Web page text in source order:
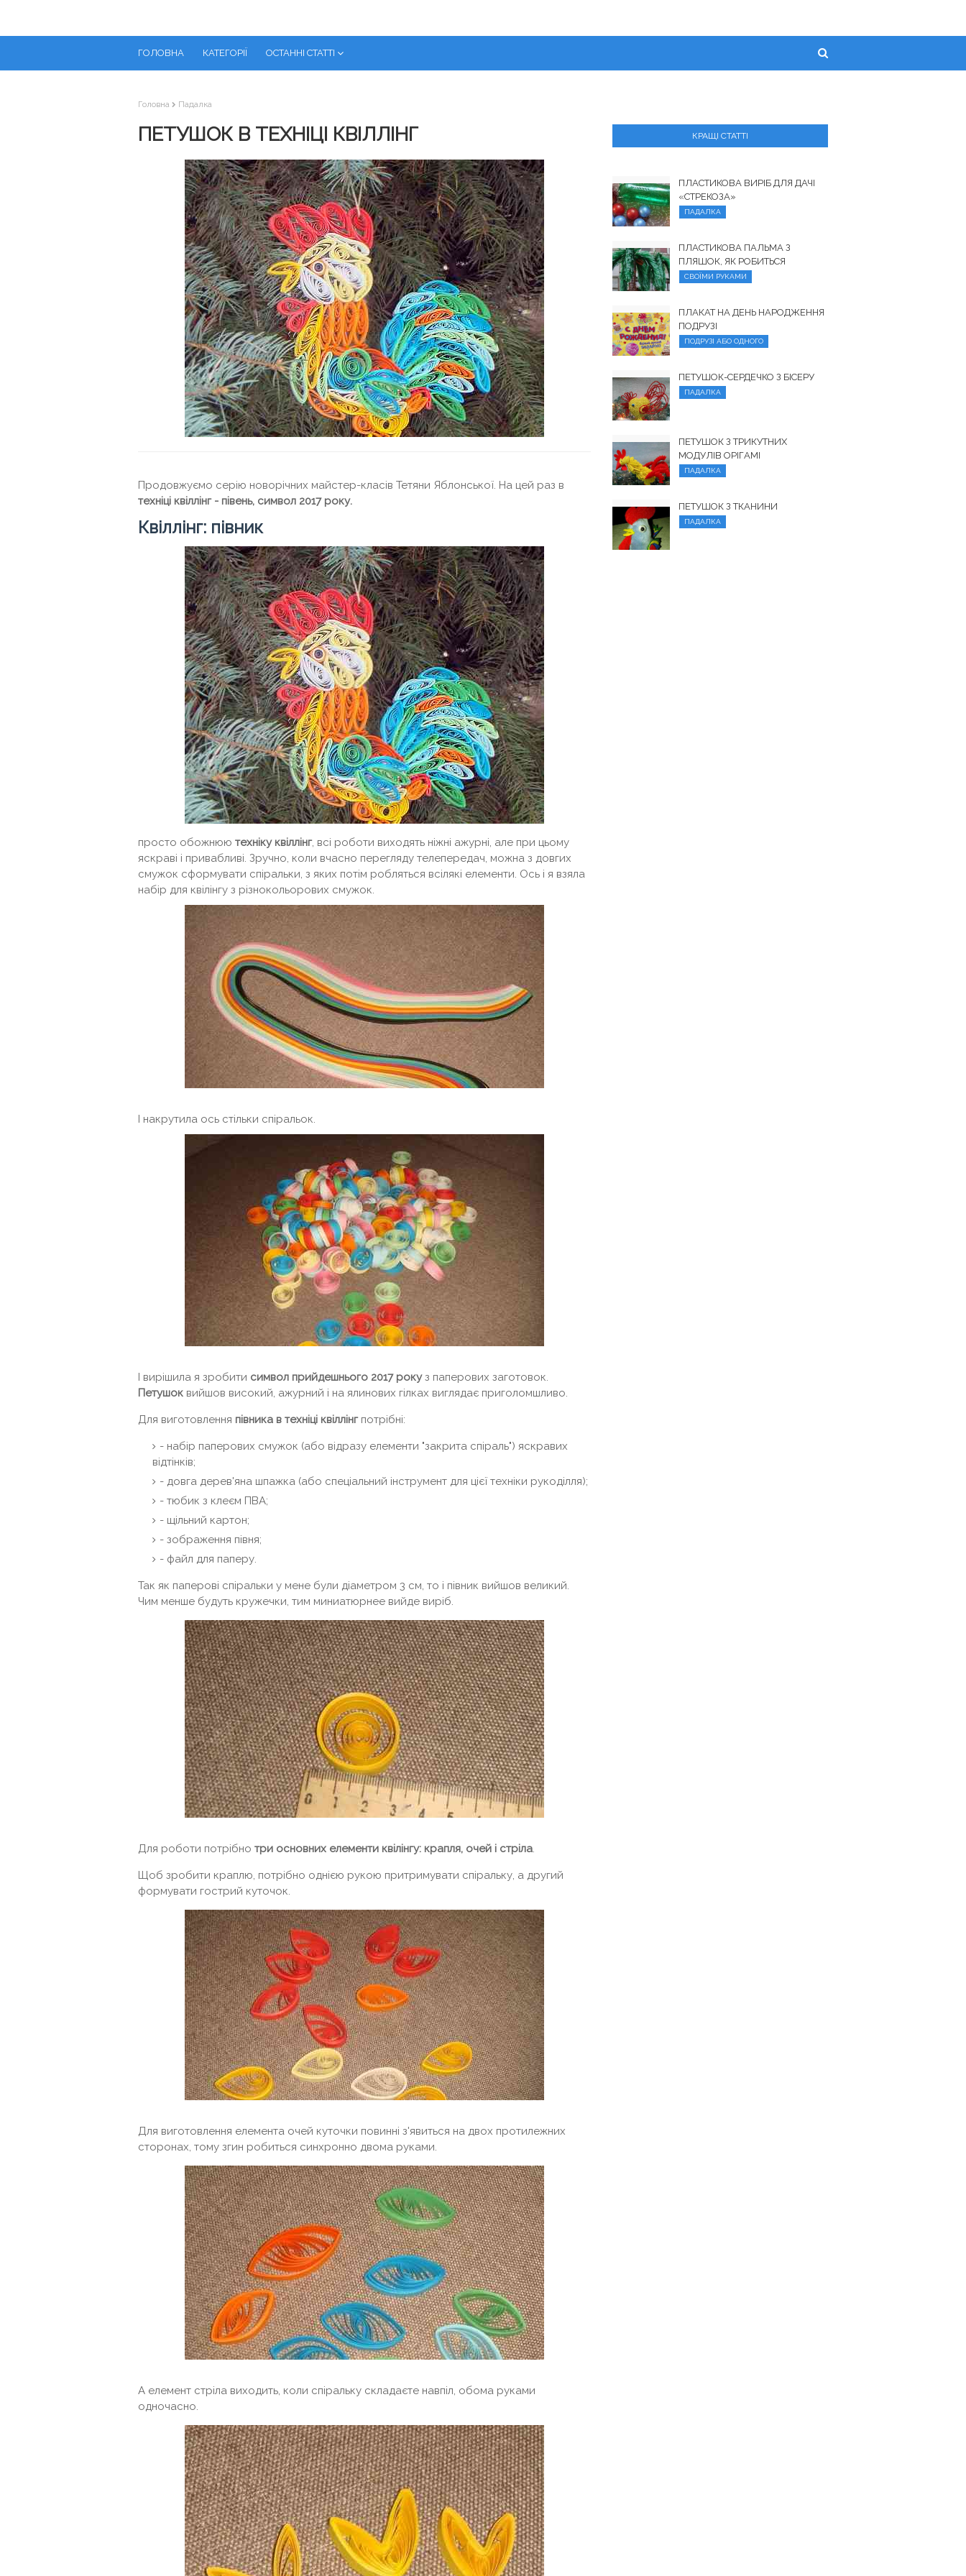
ГОЛОВНА КАТЕГОРІЇ ОСТАННІ СТАТТІ
Головна Падалка
ПЕТУШОК В ТЕХНІЦІ КВІЛЛІНГ
Продовжуємо серію новорічних майстер-класів Тетяни Яблонської. На цей раз в
техніці квіллінг- півень, символ 2017 року.
Квіллінг: півник
просто обожнюю техніку квіллінг, всі роботи виходять ніжні ажурні, але при цьому
яскраві і привабливі. Зручно, коли вчасно перегляду телепередач, можна з довгих
смужок сформувати спіральки, з яких потім робляться всілякі елементи. Ось і я взяла
набір для квілінгу з різнокольорових смужок.
І накрутила ось стільки спіральок.
І вирішила я зробити символ прийдешнього 2017 рокуз паперових заготовок.
Петушок вийшов високий, ажурний і на ялинових гілках виглядає приголомшливо.
Для виготовлення півника в техніці квіллінгпотрібні:
- набір паперових смужок (або відразу елементи "закрита спіраль") яскравих
відтінків;
- довга дерев'яна шпажка (або спеціальний інструмент для цієї техніки рукоділля);
- тюбик з клеєм ПВА;
- щільний картон;
- зображення півня;
- файл для паперу.
Так як паперові спіральки у мене були діаметром 3 см, то і півник вийшов великий.
Чим менше будуть кружечки, тим миниатюрнее вийде виріб.
Для роботи потрібно три основних елементи квілінгу: крапля, очей і стріла.
Щоб зробити краплю, потрібно однією рукою притримувати спіральку, а другий
формувати гострий куточок.
Для виготовлення елемента очей куточки повинні з'явиться на двох протилежних
сторонах, тому згин робиться синхронно двома руками.
А елемент стріла виходить, коли спіральку складаєте навпіл, обома руками
одночасно.
КРАЩІ СТАТТІ
ПЛАСТИКОВА ВИРІБ ДЛЯ ДАЧІ
«СТРЕКОЗА»
ПАДАЛКА
ПЛАСТИКОВА ПАЛЬМА З
ПЛЯШОК, ЯК РОБИТЬСЯ
СВОЇМИ РУКАМИ
ПЛАКАТ НА ДЕНЬ НАРОДЖЕННЯ
ПОДРУЗІ
ПОДРУЗІ АБО ОДНОГО
ПЕТУШОК-СЕРДЕЧКО З БІСЕРУ
ПАДАЛКА
ПЕТУШОК З ТРИКУТНИХ
МОДУЛІВ ОРІГАМІ
ПАДАЛКА
ПЕТУШОК З ТКАНИНИ
ПАДАЛКА